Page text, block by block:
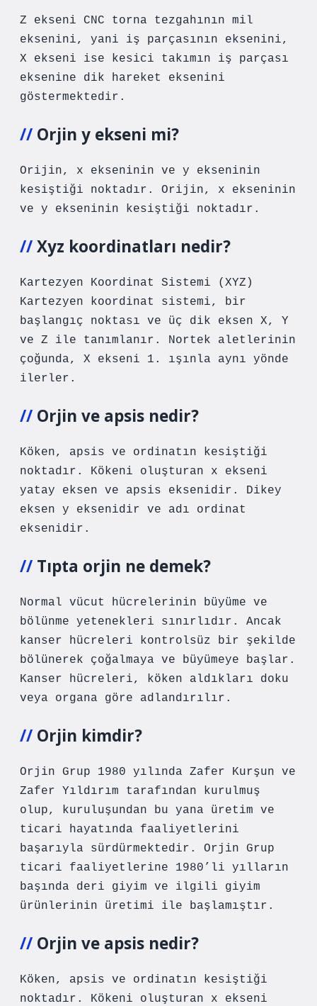
Z ekseni CNC torna tezgahının mil
eksenini, yani iş parçasının eksenini,
X ekseni ise kesici takımın iş parçası
eksenine dik hareket eksenini
göstermektedir.
Orjin y ekseni mi?
Orijin, x ekseninin ve y ekseninin
kesiştiği noktadır. Orijin, x ekseninin
ve y ekseninin kesiştiği noktadır.
Xyz koordinatları nedir?
Kartezyen Koordinat Sistemi (XYZ)
Kartezyen koordinat sistemi, bir
başlangıç ​​noktası ve üç dik eksen X, Y
ve Z ile tanımlanır. Nortek aletlerinin
çoğunda, X ekseni 1. ışınla aynı yönde
ilerler.
Orjin ve apsis nedir?
Köken, apsis ve ordinatın kesiştiği
noktadır. Kökeni oluşturan x ekseni
yatay eksen ve apsis eksenidir. Dikey
eksen y eksenidir ve adı ordinat
eksenidir.
Tıpta orjin ne demek?
Normal vücut hücrelerinin büyüme ve
bölünme yetenekleri sınırlıdır. Ancak
kanser hücreleri kontrolsüz bir şekilde
bölünerek çoğalmaya ve büyümeye başlar.
Kanser hücreleri, köken aldıkları doku
veya organa göre adlandırılır.
Orjin kimdir?
Orjin Grup 1980 yılında Zafer Kurşun ve
Zafer Yıldırım tarafından kurulmuş
olup, kuruluşundan bu yana üretim ve
ticari hayatında faaliyetlerini
başarıyla sürdürmektedir. Orjin Grup
ticari faaliyetlerine 1980’li yılların
başında deri giyim ve ilgili giyim
ürünlerinin üretimi ile başlamıştır.
Orjin ve apsis nedir?
Köken, apsis ve ordinatın kesiştiği
noktadır. Kökeni oluşturan x ekseni